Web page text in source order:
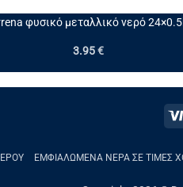
φυσικό μεταλλικό νερό
3.95€
ΕΜΦΙΑΛΩΜΈΝΑ ΝΕΡΑ ΣΕ ΤΙΜΈΣ